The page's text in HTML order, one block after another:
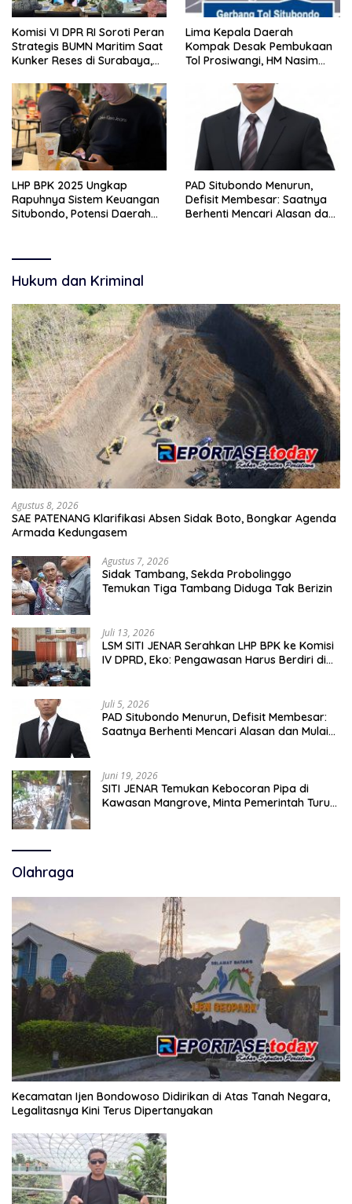
Komisi VI DPR RI Soroti Peran
Strategis BUMN Maritim Saat
Kunker Reses di Surabaya,
Lima Kepala Daerah
Kompak Desak Pembukaan
Tol Prosiwangi, HM Nasim
Pemerintah Pusat
LHP BPK 2025 Ungkap
Rapuhnya Sistem Keuangan
Situbondo, Potensi Daerah
PAD Situbondo Menurun,
Defisit Membesar: Saatnya
Berhenti Mencari Alasan dan
Hukum dan Kriminal
Agustus 8, 2026
SAE PATENANG Klarifikasi Absen Sidak Boto, Bongkar Agenda
Armada Kedungasem
Agustus 7, 2026
Sidak Tambang, Sekda Probolinggo
Temukan Tiga Tambang Diduga Tak Berizin
Juli 13, 2026
LSM SITI JENAR Serahkan LHP BPK ke Komisi
IV DPRD, Eko: Pengawasan Harus Berdiri di
Juli 5, 2026
PAD Situbondo Menurun, Defisit Membesar:
Saatnya Berhenti Mencari Alasan dan Mulai
Juni 19, 2026
SITI JENAR Temukan Kebocoran Pipa di
Kawasan Mangrove, Minta Pemerintah Turun
Olahraga
Kecamatan Ijen Bondowoso Didirikan di Atas Tanah Negara,
Legalitasnya Kini Terus Dipertanyakan